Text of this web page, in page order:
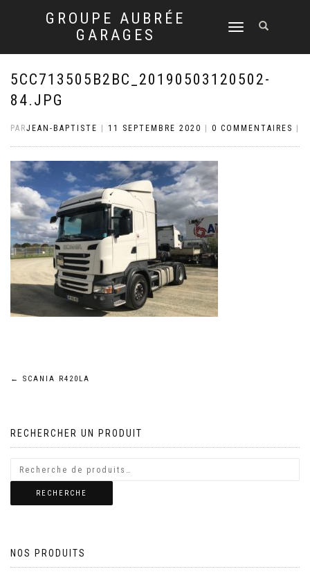
GROUPE AUBRÉE
GARAGES
DÉPLIER
NAVIGATION
5CC713505B2BC_20190503120502-
84.JPG
PARJEAN-BAPTISTE 11 SEPTEMBRE 2020 0 COMMENTAIRES
Navigation
l’article
← SCANIA R420LA
RECHERCHER UN PRODUIT
RECHERCHE
NOS PRODUITS